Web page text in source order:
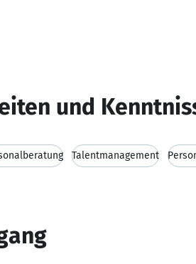
und
Talentmanagement